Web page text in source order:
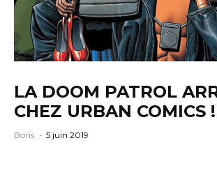
LA DOOM PATROL
CHEZ URBAN COMICS !
Boris · 5 juin 2019